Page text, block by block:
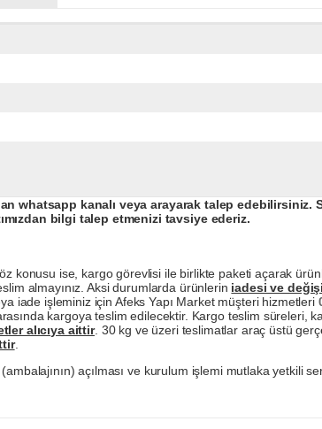
whatsapp kanalı veya arayarak talep edebilirsiniz.
bilgi talep etmenizi tavsiye ederiz.
ise, kargo görevlisi ile birlikte paketi açarak
almayınız. Aksi durumlarda ürünlerin iadesi ve
iade işleminiz için Afeks Yapı Market müşteri hizmetleri
kargoya teslim edilecektir. Kargo teslim süreleri,
alıcıya aittir. 30 kg ve üzeri teslimatlar araç üstü
.
açılması ve kurulum işlemi mutlaka yetkili